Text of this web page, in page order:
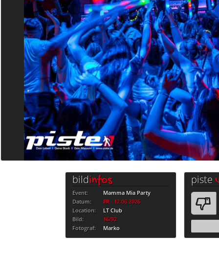
bildinfos
Event:
Mamma Mia Party
Datum:
FR · 12.06.2026
Location:
LT Club
Bild:
16/92
Fotograf:
Marko
piste